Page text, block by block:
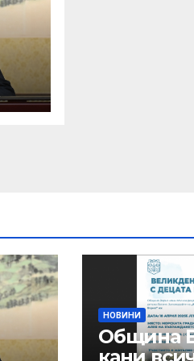
НОВИНИ
Община